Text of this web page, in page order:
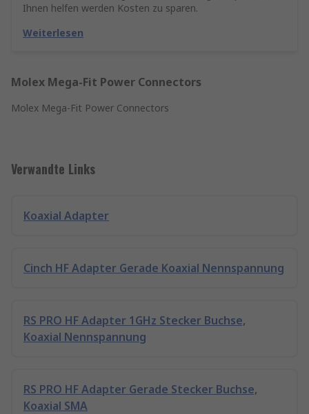
Ihnen helfen werden Kosten zu sparen.
Weiterlesen
Molex Mega-Fit Power Connectors
Molex Mega-Fit Power Connectors
Verwandte Links
Koaxial Adapter
Cinch HF Adapter Gerade Koaxial Nennspannung
RS PRO HF Adapter 1GHz Stecker Buchse,
Koaxial Nennspannung
RS PRO HF Adapter Gerade Stecker Buchse,
Koaxial SMA